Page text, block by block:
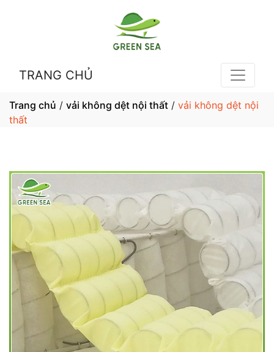
TRANG CHỦ
Trang chủ / vải không dệt nội thất / vải không dệt nội
thất